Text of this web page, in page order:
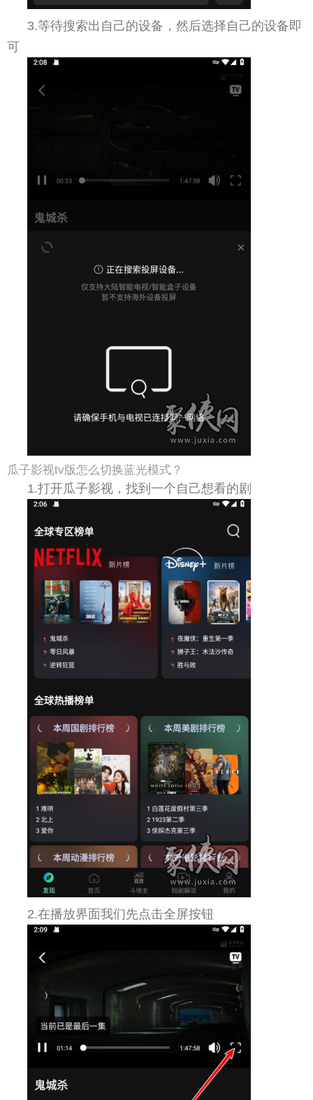
3.等待搜索出自己的设备，然后选择自己的设备即
可
瓜子影视tv版怎么切换蓝光模式？
1.打开瓜子影视，找到一个自己想看的剧
2.在播放界面我们先点击全屏按钮